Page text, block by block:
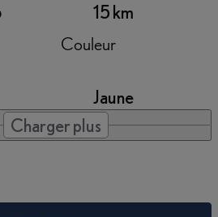
15 km
Couleur
Jaune
Charger plus